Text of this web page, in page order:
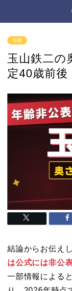
俳優
玉山鉄二の
定40歳前後
結論からお伝えし
は公式には非公
一部情報による